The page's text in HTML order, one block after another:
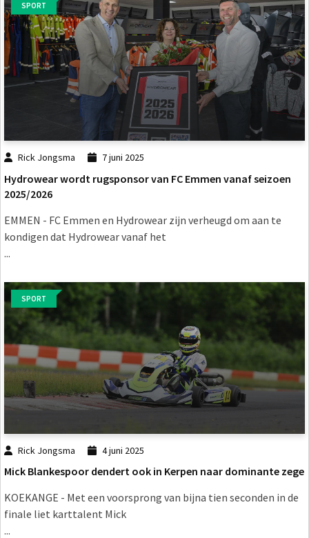
SPORT
Rick Jongsma 7 juni 2025
Hydrowear wordt rugsponsor van FC Emmen vanaf seizoen
2025/2026
EMMEN - FC Emmen en Hydrowear zijn verheugd om aan te
kondigen dat Hydrowear vanaf het
...
SPORT
Rick Jongsma 4 juni 2025
Mick Blankespoor dendert ook in Kerpen naar dominante zege
KOEKANGE - Met een voorsprong van bijna tien seconden in de
finale liet karttalent Mick
...